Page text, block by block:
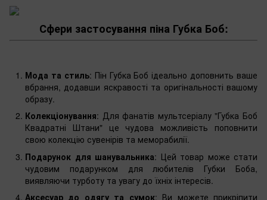
Сфери застосування піна Губка Боб:
Мода та стиль: Пін Губка Боб ідеально доповнить ваше
вбрання, додавши яскравості та оригінальності вашому
образу.
Колекціонування: Для фанатів мультсеріалу "Губка Боб
Квадратні Штани" це чудова можливість поповнити
свою колекцію сувенірів та меморабилії.
Подарунок для шанувальника: Цей товар може стати
чудовим подарунком для любителів Губки Боба,
виявляючи турботу та увагу до їхніх інтересів.
Аксесуар до одягу та сумок: Ви можете прикріпити